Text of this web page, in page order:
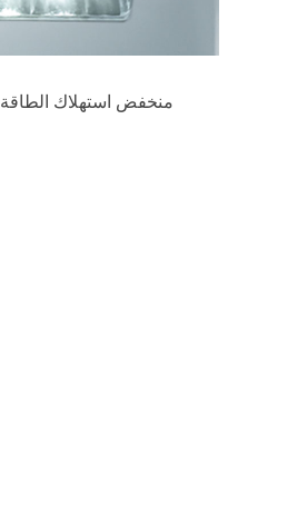
ضوء LED منخفض استهلاك الطاقة